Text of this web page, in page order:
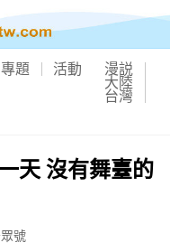
專題 活動 漫説
大陸
台灣
天 沒有舞臺的
號